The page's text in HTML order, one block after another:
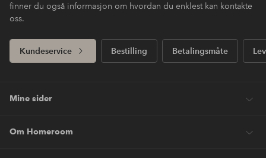
finner du også informasjon om hvordan du enklest kan kontakte
oss.
Kundeservice Bestilling Betalingsmåte
Mine sider
Om Homeroom